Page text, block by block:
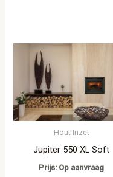
Hout Inzet
Jupiter 550 XL Soft
Prijs: Op aanvraag